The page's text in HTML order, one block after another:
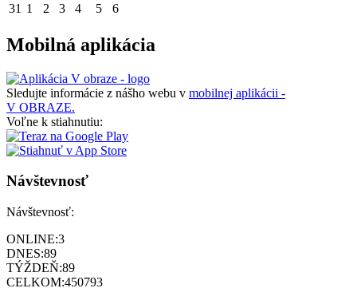
31 1 2 3 4 5 6
Mobilná aplikácia
Sledujte informácie z nášho webu v mobilnej aplikácii -
V OBRAZE.
Voľne k stiahnutiu:
Návštevnosť
Návštevnosť:
ONLINE:3
DNES:89
TÝŽDEŇ:89
CELKOM:450793